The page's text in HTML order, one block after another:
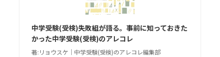
中学受験(受検)失敗組が語る。事前に知っておきた
かった中学受験(受検)のアレコレ
著:リョウスケ｜中学受験(受検)のアレコレ編集部